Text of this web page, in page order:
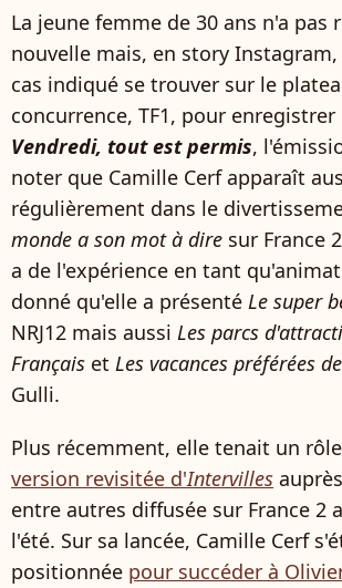
La jeune femme de 30 ans n'a pas
nouvelle mais, en story
cas indiqué se trouver sur le
concurrence, TF1, pour enregistrer
Vendredi, tout est permis,
noter que Camille Cerf apparaît
régulièrement dans le
monde a son mot à dire sur France
a de l'expérience en tant
donné qu'elle a présenté Le super
NRJ12 mais aussi Les parcs
Français et Les vacances préférées
Gulli.
Plus récemment, elle tenait un
version revisitée d'Intervilles
entre autres diffusée sur France 2
l'été. Sur sa lancée, Camille Cerf
positionnée pour succéder à